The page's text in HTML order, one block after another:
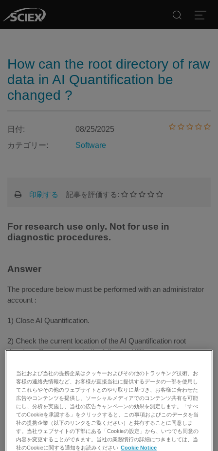
How can the root directory of raw
data in AI Quantification be
changed ?
日付:
08/25/2025
カテゴリー:
Software
印刷する 記事を評価する:
For research use only. Not for use in
diagnostic procedures.
Answer
The procedure below must be performed with an administrator
account :
1) Close AI Quantification.
2) Check the current location of the AI ​​Quantification root
directory. Copy and paste the following URL:
browser. TheXXXXin red corresponds to the TCP port entered
during the AI ​​Quantification software installation. In the example
described in this procedure, the TCP port used is 8082.
Navigate to the web page to find the information
"MD_QUANT_RAW_FILES_BASE." This indicates the current
location of your root directory. For example, the root directory
below is currently located at C:\SCIEX OS Data\Default\Data.
当社および当社の提携企業はクッキーおよびその他のトラッキング技術、お
客様の連絡先情報など、お客様が直接当社に提供するデータの一部を使用し
てこれらやその他のウェブサイトとのやり取りに基づき、お客様に合わせた
広告やコンテンツを提供し、ソーシャルメディアでのコンテンツ共有を可能
にし、分析を実施し、当社の広告キャンペーンの効果を測定します。「すべ
てのCookieを承認する」をクリックすると、この事項およびこのデータを当
社の提携企業（以下のリンクをご覧ください）と共有することに同意しま
す。当社ウェブサイトの下部にある「Cookieの設定」から、いつでも同意の
内容を変更することができます。当社の業務慣行の詳細につきましては、当
社のCookieに関する通知をお読みください Cookie Notice